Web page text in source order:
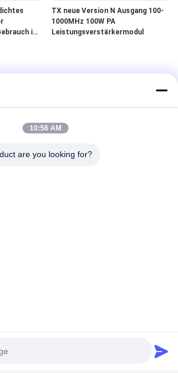
im
TX neue Version N Ausgang 100-
1000MHz 100W PA
Leistungsverstärkermodul
Alle
10:56 AM
are you looking for?